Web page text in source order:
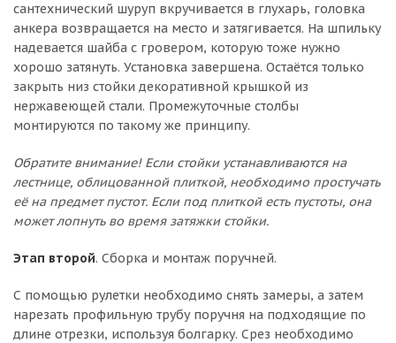
сантехнический шуруп вкручивается в глухарь, головка
анкера возвращается на место и затягивается. На шпильку
надевается шайба с гровером, которую тоже нужно
хорошо затянуть. Установка завершена. Остаётся только
закрыть низ стойки декоративной крышкой из
нержавеющей стали. Промежуточные столбы
монтируются по такому же принципу.
Обратите внимание! Если стойки устанавливаются на
лестнице, облицованной плиткой, необходимо простучать
её на предмет пустот. Если под плиткой есть пустоты, она
может лопнуть во время затяжки стойки.
Этап второй. Сборка и монтаж поручней.
С помощью рулетки необходимо снять замеры, а затем
нарезать профильную трубу поручня на подходящие по
длине отрезки, используя болгарку. Срез необходимо